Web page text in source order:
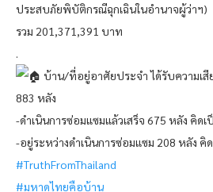
ประสบภัยพิบัติกรณีฉุกเฉินในอำนาจผู้ว่าฯ)
รวม 201,371,391 บาท
.
บ้าน/ที่อยู่อาศัยประจำ ได้รับความเสี
883 หลัง
-ดำเนินการซ่อมแซมแล้วเสร็จ 675 หลัง คิดเ
-อยู่ระหว่างดำเนินการซ่อมแซม 208 หลัง คิ
#TruthFromThailand
#มหาดไทยคือบ้าน